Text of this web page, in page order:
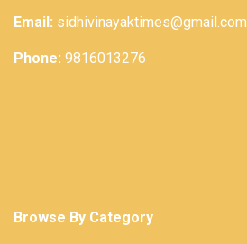
Email: sidhivinayaktimes@gmail.com
Phone: 9816013276
Browse By Category